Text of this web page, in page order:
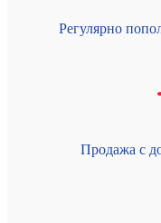
Регулярно
Продажа с